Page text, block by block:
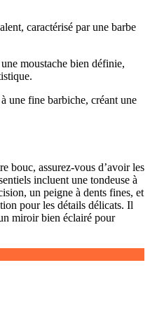
caractérisé par une barbe
moustache bien définie,
une fine barbiche, créant une
bouc, assurez-vous d’avoir les
incluent une tondeuse à
un peigne à dents fines, et
pour les détails délicats. Il
miroir bien éclairé pour